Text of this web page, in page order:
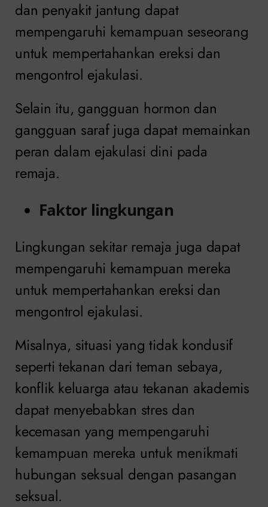
dan penyakit jantung dapat
mempengaruhi kemampuan seseorang
untuk mempertahankan ereksi dan
mengontrol ejakulasi.
Selain itu, gangguan hormon dan
gangguan saraf juga dapat memainkan
peran dalam ejakulasi dini pada
remaja.
Faktor lingkungan
Lingkungan sekitar remaja juga dapat
mempengaruhi kemampuan mereka
untuk mempertahankan ereksi dan
mengontrol ejakulasi.
Misalnya, situasi yang tidak kondusif
seperti tekanan dari teman sebaya,
konflik keluarga atau tekanan akademis
dapat menyebabkan stres dan
kecemasan yang mempengaruhi
kemampuan mereka untuk menikmati
hubungan seksual dengan pasangan
seksual.